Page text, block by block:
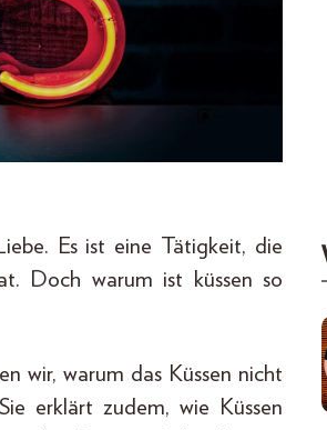
Es ist eine Tätigkeit, die
Doch warum ist küssen so
wir, warum das Küssen nicht
erklärt zudem, wie Küssen